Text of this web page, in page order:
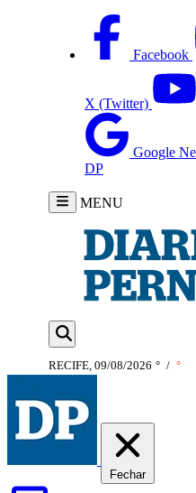
Facebook
X (Twitter)
Google
DP
MENU
RECIFE, 09/08/2026 ° / °
Fechar